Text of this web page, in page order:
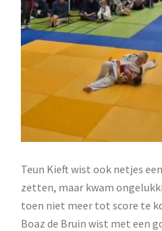
Teun Kieft wist ook netjes
zetten, maar kwam
toen niet meer tot score te
Boaz de Bruin wist met een